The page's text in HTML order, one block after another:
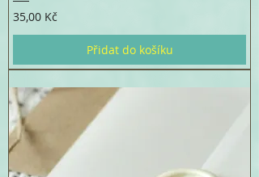
Cena
35,00 Kč
Přidat do košíku